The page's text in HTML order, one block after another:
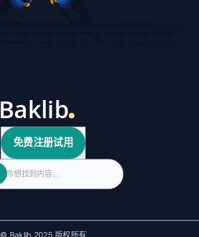
免费注册试用
© Baklib 2025 版权所有